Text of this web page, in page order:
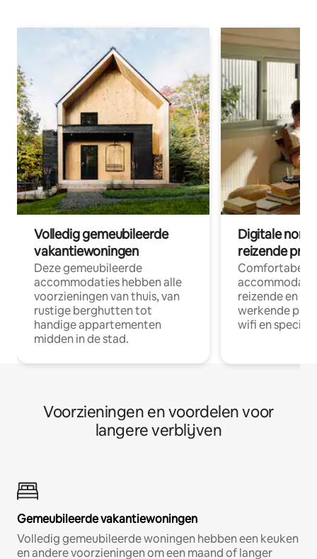
Volledig gemeubileerde
vakantiewoningen
Deze gemeubileerde
accommodaties hebben alle
voorzieningen van thuis, van
rustige berghutten tot
handige appartementen
midden in de stad.
Digitale
reizende
Comfortabele
reizende en
werkende
wifi en
Voorzieningen en voordelen voor
langere verblijven
Gemeubileerde vakantiewoningen
Volledig gemeubileerde woningen hebben een keuken
en andere voorzieningen om een maand of langer